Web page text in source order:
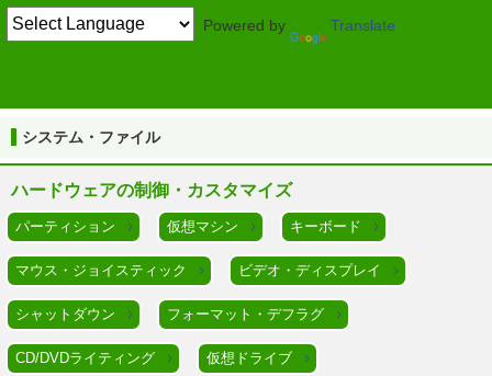
Powered by Translate
システム・ファイル
ハードウェアの制御・カスタマイズ
パーティション 仮想マシン キーボード
マウス・ジョイスティック ビデオ・ディスプレイ
シャットダウン フォーマット・デフラグ
CD/DVDライティング 仮想ドライブ